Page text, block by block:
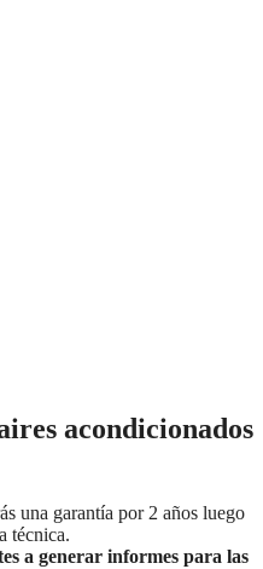
acondicionados
una garantía por 2 años luego
técnica.
a generar informes para las